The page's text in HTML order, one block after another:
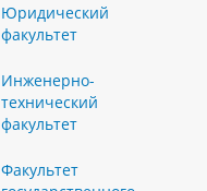
Юридический
факультет
Инженерно-
технический
факультет
Факультет